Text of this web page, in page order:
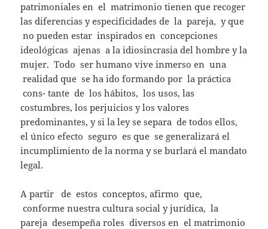
patrimoniales en el matrimonio tienen que recoger
las diferencias y especificidades de la pareja, y que
no pueden estar inspirados en concepciones
ideológicas ajenas a la idiosincrasia del hombre y la
mujer. Todo ser humano vive inmerso en una
realidad que se ha ido formando por la práctica
cons- tante de los hábitos, los usos, las
costumbres, los perjuicios y los valores
predominantes, y si la ley se separa de todos ellos,
el único efecto seguro es que se generalizará el
incumplimiento de la norma y se burlará el mandato
legal.
A partir de estos conceptos, afirmo que,
conforme nuestra cultura social y jurídica, la
pareja desempeña roles diversos en el matrimonio